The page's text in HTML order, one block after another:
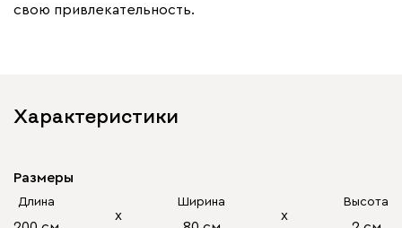
свою привлекательность.
Характеристики
Размеры
Длина
х
Ширина
х
Высота